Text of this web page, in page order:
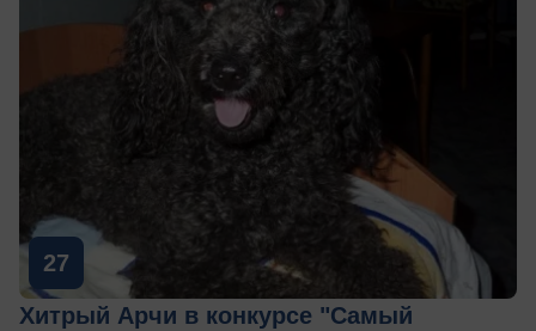
27
Хитрый Арчи в конкурсе "Самый